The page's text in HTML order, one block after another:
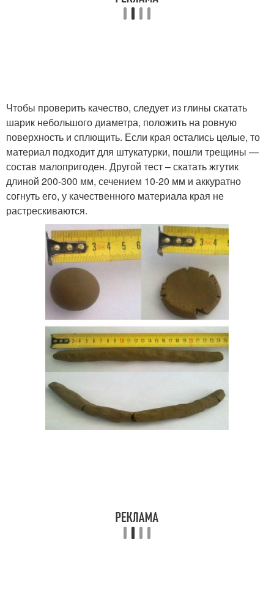
Чтобы проверить качество, следует из глины скатать
шарик небольшого диаметра, положить на ровную
поверхность и сплющить. Если края остались целые, то
материал подходит для штукатурки, пошли трещины —
состав малопригоден. Другой тест – скатать жгутик
длиной 200-300 мм, сечением 10-20 мм и аккуратно
согнуть его, у качественного материала края не
растрескиваются.